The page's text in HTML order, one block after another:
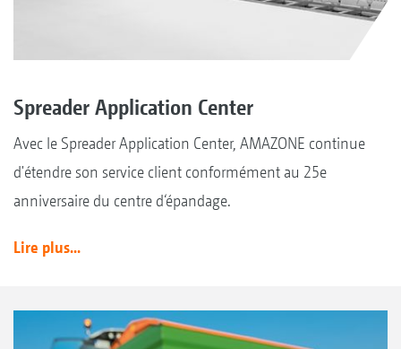
Spreader Application Center
Avec le Spreader Application Center, AMAZONE continue
d'étendre son service client conformément au 25e
anniversaire du centre d‘épandage.
Lire plus...